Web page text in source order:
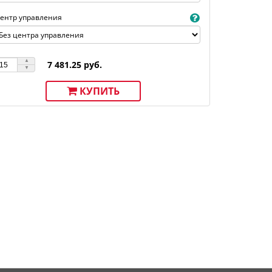
управления
7 481.25 руб.
КУПИТЬ